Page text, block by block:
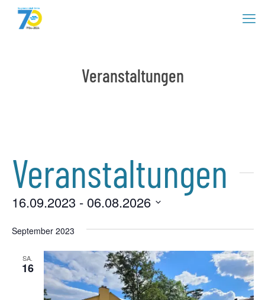
Veranstaltungen
Veranstaltungen
16.09.2023 - 06.08.2026
Sie
das
aus.
September 2023
SA.
16